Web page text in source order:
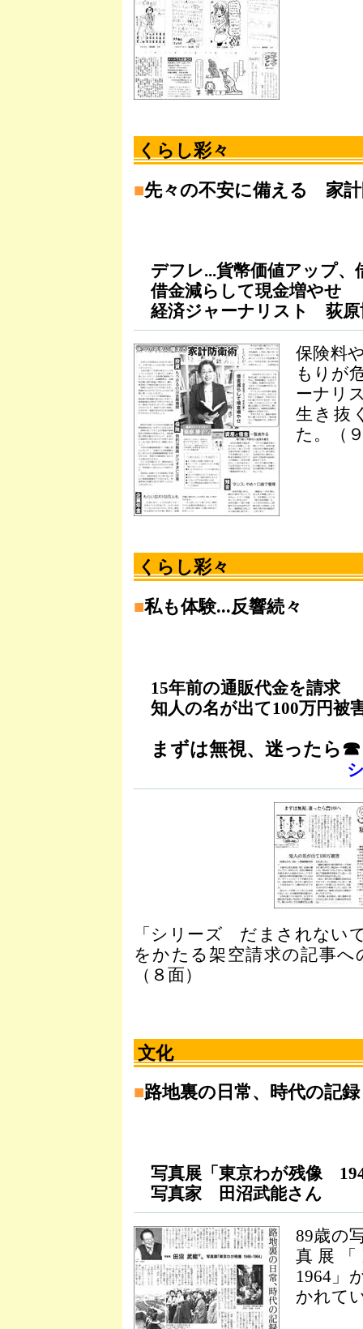
くらし彩々
■先々の不安に備える 家計
デフレ...貨幣価値アップ、
借金減らして現金増やせ
経済ジャーナリスト 荻原
保険料
もりが
ーナリ
生き抜
た。（
くらし彩々
■私も体験...反響続々
15年前の通販代金を請求
知人の名が出て100万円被
まずは無視、迷ったら
「シリーズ だまされない
をかたる架空請求の記事
（８面）
文化
■路地裏の日常、時代の記録
写真展「東京わが残像
写真家 田沼武能さん
89歳の
真展
1964」
かれて